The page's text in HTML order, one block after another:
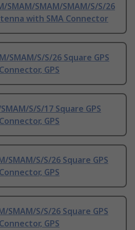
SMAM/SMAM/SMAM/S/S/26
with SMA Connector
SMAM/S/S/26 Square GPS
GPS
S/S/17 Square GPS
GPS
SMAM/S/S/26 Square GPS
GPS
SMAM/S/S/26 Square GPS
GPS